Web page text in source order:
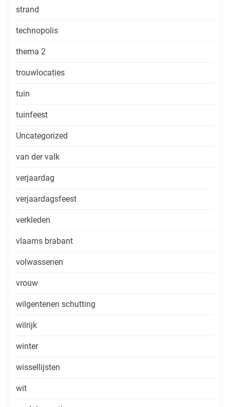
strand
technopolis
thema 2
trouwlocaties
tuin
tuinfeest
Uncategorized
van der valk
verjaardag
verjaardagsfeest
verkleden
vlaams brabant
volwassenen
vrouw
wilgentenen schutting
wilrijk
winter
wissellijsten
wit